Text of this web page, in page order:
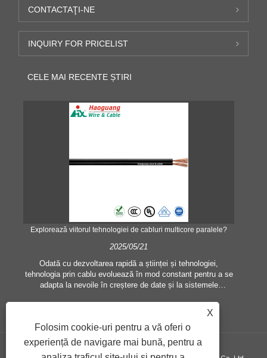
X
Folosim cookie-uri pentru a vă oferi o
experiență de navigare mai bună, pentru a
CONTACTAŢI-NE
INQUIRY FOR PRICELIST
CELE MAI RECENTE ȘTIRI
Explorează viitorul tehnologiei de cabluri multicore paralele?
2025/05/21
Odată cu dezvoltarea rapidă a științei și tehnologiei,
tehnologia prin cablu evoluează în mod constant pentru a se
adapta la nevoile în creștere de date și la sistemele
Core Cable” a devenit un cuvânt cheie care a atras multă
atenție, reprezentând un nou tip de design de cablu menit să
îmbunătățească eficiența transmisiei, să reducă latența și să
îndeplinească cerințele echipamentelor moderne de